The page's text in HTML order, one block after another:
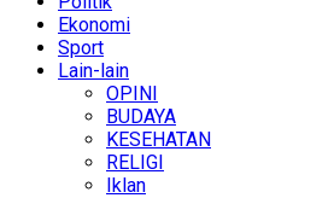
Ekonomi
Sport
Lain-lain
OPINI
BUDAYA
KESEHATAN
RELIGI
Iklan